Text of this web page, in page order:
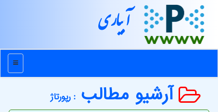
آبیاری
منو
آرشیو مطالب : رپورتاژ